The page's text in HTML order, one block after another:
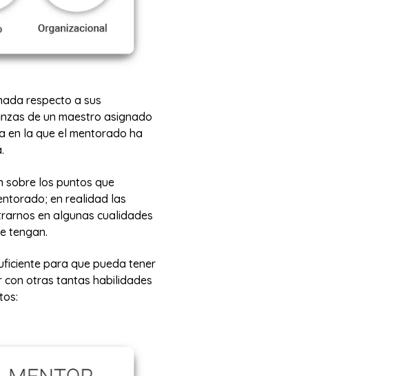
respecto a sus
de un maestro asignado
en la que el mentorado ha
sobre los puntos que
en realidad las
en algunas cualidades
tengan.
para que pueda tener
otras tantas habilidades